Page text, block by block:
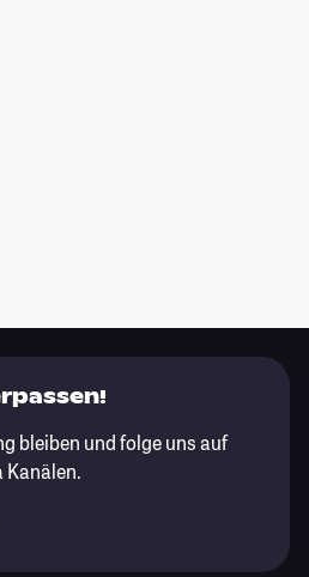
bleiben und folge uns auf
Kanälen.